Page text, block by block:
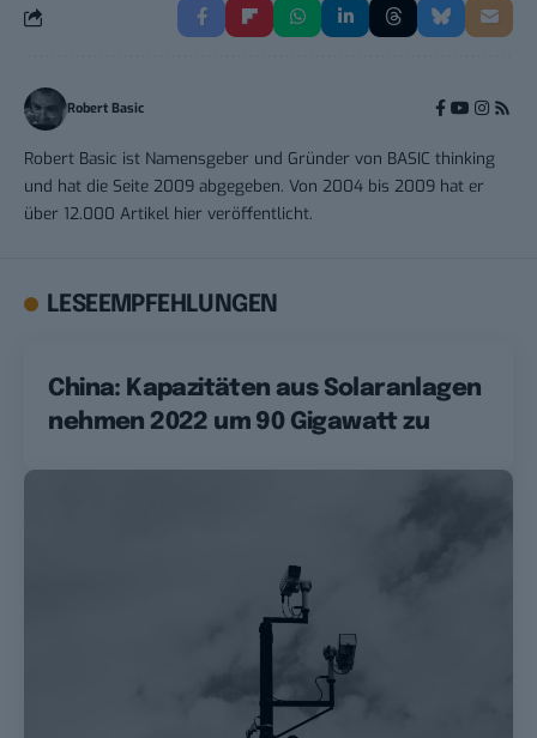
Robert Basic
Robert Basic ist Namensgeber und Gründer von BASIC thinking
und hat die Seite 2009 abgegeben. Von 2004 bis 2009 hat er
über 12.000 Artikel hier veröffentlicht.
LESEEMPFEHLUNGEN
China: Kapazitäten aus Solaranlagen
nehmen 2022 um 90 Gigawatt zu